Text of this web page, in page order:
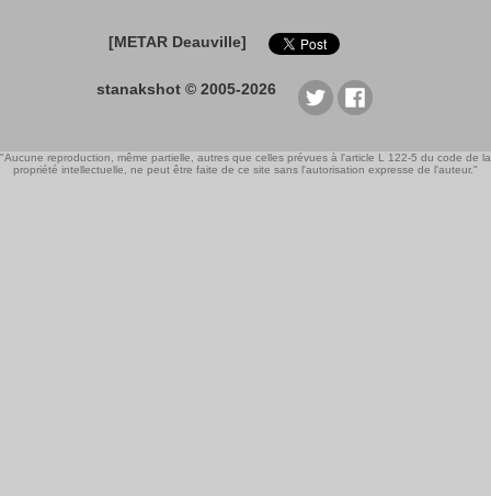
[METAR Deauville]
stanakshot © 2005-2026
"Aucune reproduction, même partielle, autres que celles prévues à l'article L 122-5 du code de la
propriété intellectuelle, ne peut être faite de ce site sans l'autorisation expresse de l'auteur."